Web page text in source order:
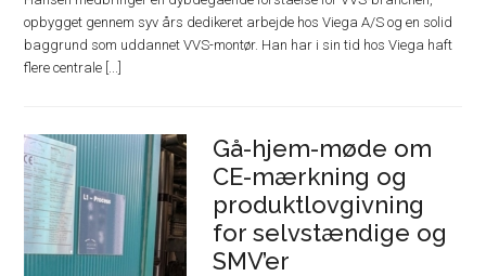
opbygget gennem syv års dedikeret arbejde hos Viega A/S og en solid
baggrund som uddannet VVS-montør. Han har i sin tid hos Viega haft
flere centrale [...]
Gå-hjem-møde om
CE-mærkning og
produktlovgivning
for selvstændige og
SMV’er